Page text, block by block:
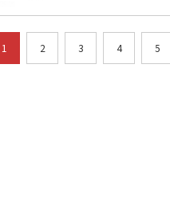
1 2 3 4 5